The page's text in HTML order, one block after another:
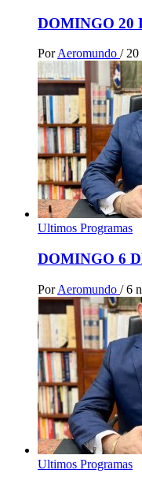
DOMINGO 20
Por Aeromundo / 20
Ultimos Programas
DOMINGO 6
Por Aeromundo / 6
Ultimos Programas